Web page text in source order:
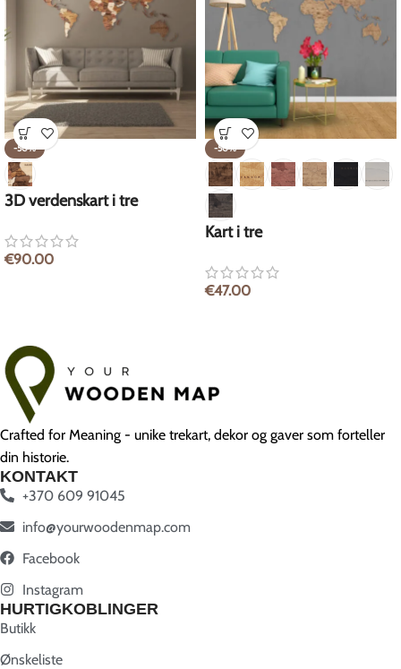
-50%
3D verdenskart i tre
€90.00
-50%
Kart i tre
€47.00
Crafted for Meaning - unike trekart, dekor og gaver som forteller
din historie.
KONTAKT
+370 609 91045
info@yourwoodenmap.com
Facebook
Instagram
HURTIGKOBLINGER
Butikk
Ønskeliste